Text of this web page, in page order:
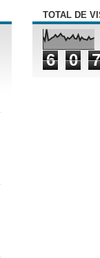
TOTAL DE
6 0 7